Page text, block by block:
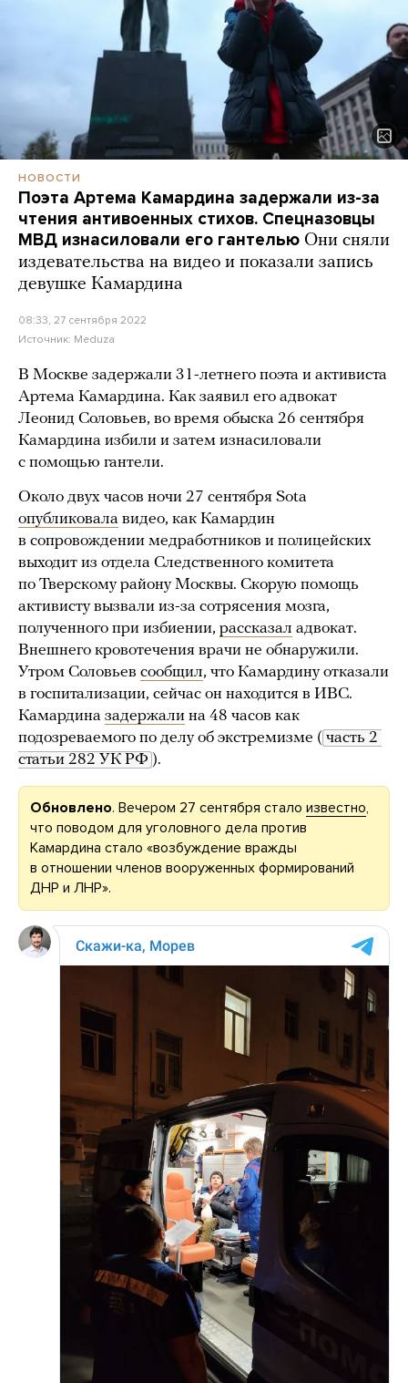
НОВОСТИ
Поэта Артема Камардина задержали из-за
чтения антивоенных стихов. Спецназовцы
МВД изнасиловали его гантелью Они сняли
издевательства на видео и показали запись
девушке Камардина
08:33, 27 сентября 2022
Источник: Meduza
В Москве задержали 31-летнего поэта и активиста
Артема Камардина. Как заявил его адвокат
Леонид Соловьев, во время обыска 26 сентября
Камардина избили и затем изнасиловали
с помощью гантели.
Около двух часов ночи 27 сентября Sota
опубликовала видео, как Камардин
в сопровождении медработников и полицейских
выходит из отдела Следственного комитета
по Тверскому району Москвы. Скорую помощь
активисту вызвали из-за сотрясения мозга,
полученного при избиении, рассказал адвокат.
Внешнего кровотечения врачи не обнаружили.
Утром Соловьев сообщил, что Камардину отказали
в госпитализации, сейчас он находится в ИВС.
Камардина задержали на 48 часов как
подозреваемого по делу об экстремизме ( часть 2
статьи 282 УК РФ ).
Обновлено. Вечером 27 сентября стало известно,
что поводом для уголовного дела против
Камардина стало «возбуждение вражды
в отношении членов вооруженных формирований
ДНР и ЛНР».